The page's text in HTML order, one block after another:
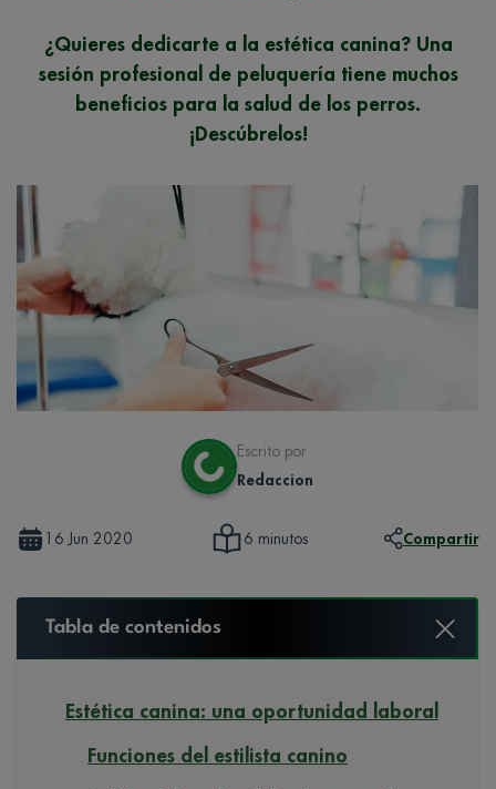
¿Quieres dedicarte a la estética canina? Una
sesión profesional de peluquería tiene muchos
beneficios para la salud de los perros.
¡Descúbrelos!
Escrito por
Redaccion
16 Jun 2020 6 minutos Compartir
Tabla de contenidos
Estética canina: una oportunidad laboral
Funciones del estilista canino